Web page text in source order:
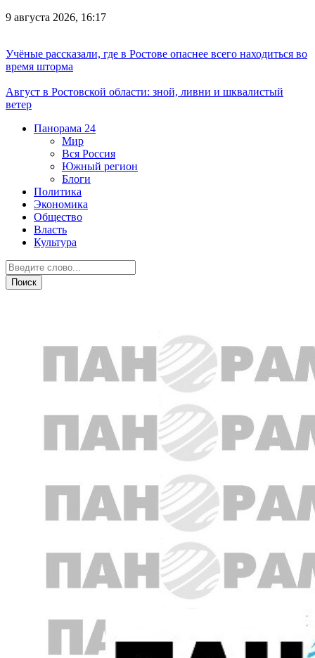
9 августа 2026, 16:17
Учёные рассказали, где в Ростове опаснее всего находиться во
время шторма
Август в Ростовской области: зной, ливни и шквалистый
ветер
Панорама 24
Мир
Вся Россия
Южный регион
Блоги
Политика
Экономика
Общество
Власть
Культура